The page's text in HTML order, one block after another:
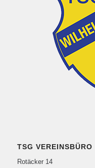
TSG VEREINSBÜRO
Rotäcker 14